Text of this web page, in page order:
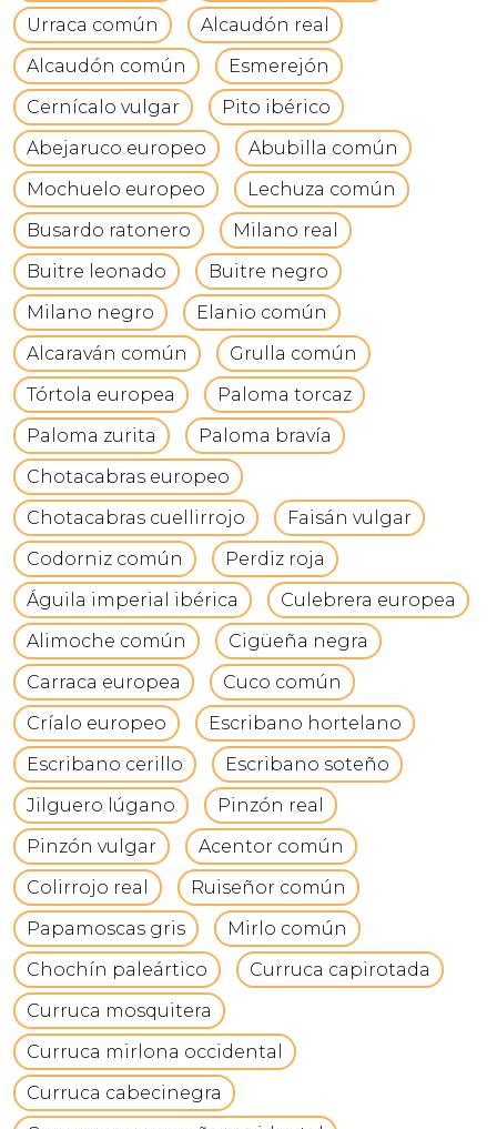
Urraca común
Alcaudón real
Alcaudón común
Esmerejón
Cernícalo vulgar
Pito ibérico
Abejaruco europeo
Abubilla común
Mochuelo europeo
Lechuza común
Busardo ratonero
Milano real
Buitre leonado
Buitre negro
Milano negro
Elanio común
Alcaraván común
Grulla común
Tórtola europea
Paloma torcaz
Paloma zurita
Paloma bravía
Chotacabras europeo
Chotacabras cuellirrojo
Faisán vulgar
Codorniz común
Perdiz roja
Águila imperial ibérica
Culebrera europea
Alimoche común
Cigüeña negra
Carraca europea
Cuco común
Críalo europeo
Escribano hortelano
Escribano cerillo
Escribano soteño
Jilguero lúgano
Pinzón real
Pinzón vulgar
Acentor común
Colirrojo real
Ruiseñor común
Papamoscas gris
Mirlo común
Chochín paleártico
Curruca capirotada
Curruca mosquitera
Curruca mirlona occidental
Curruca cabecinegra